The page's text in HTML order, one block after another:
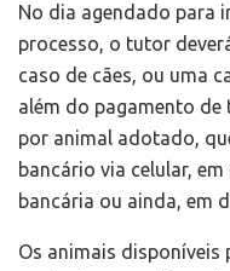
No dia agendado para
processo, o tutor
caso de cães, ou uma
além do pagamento de
por animal adotado,
bancário via celular,
bancária ou ainda, em
Os animais